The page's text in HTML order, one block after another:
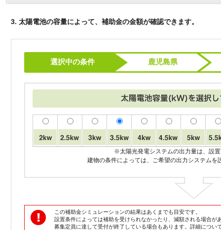
3. 太陽電池の容量によって、補助金の金額が確認できます。
選択中の条件 鹿児島県
※太陽光発電システムの出力量は、設
建物の条件によっては、ご希望の出力システムを
この補助金シミュレーションの結果はあくまでも目安です。
設置条件によっては補助を受けられなかったり、減額される場合が
募集定員に達して受付が終了している場合もあります。詳細につい